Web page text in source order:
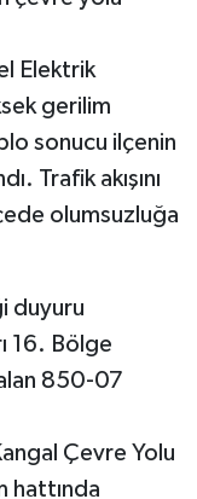
Elektrik
gerilim
sonucu ilçenin
Trafik akışını
olumsuzluğa
duyuru
16. Bölge
850-07
Çevre Yolu
hattında